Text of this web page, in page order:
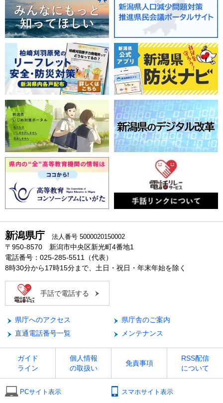
新潟県庁 法人番号 5000020150002
〒950-8570 新潟市中央区新光町4番地1
電話番号：025-285-5511（代表）
8時30分から17時15分まで、土日・祝日・年末年始を除く
手話で電話する
県庁へのアクセス
県庁舎のご案内
直通電話番号一覧
メンテナンス
ガイド
ライン
個人情報
の取扱い
免責事項
RSS配信
について
PCサイト表示 スマホサイト表示